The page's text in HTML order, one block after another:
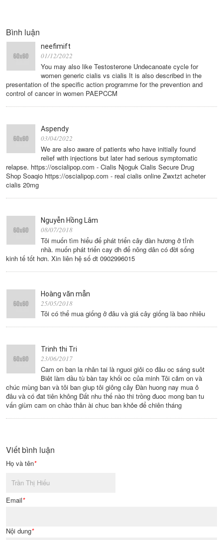
Bình luận
neefimift
01/12/2022
You may also like Testosterone Undecanoate cycle for
women generic cialis vs cialis It is also described in the
presentation of the specific action programme for the prevention and
control of cancer in women PAEPCCM
Aspendy
03/04/2022
We are also aware of patients who have initially found
relief with injections but later had serious symptomatic
relapse. https://oscialipop.com - Cialis Njoguk Cialis Secure Drug
Shop Soaqio https://oscialipop.com - real cialis online Zwxtzt acheter
cialis 20mg
Nguyễn Hồng Lâm
08/07/2018
Tôi muốn tìm hiểu để phát triển cây đàn hương ở tỉnh
nhà. muốn phát triển cay dh để nông dân có đời sống
kinh tế tốt hơn. Xin liên hệ số dt 0902996015
Hoàng văn mẫn
25/05/2018
Tôi có thể mua giống ở đâu và giá cây giống là bao nhiêu
Trinh thi Tri
23/06/2017
Cam on ban la nhân tai là nguoi giỏi co đâu oc sáng suôt
Biêt làm dầu tù bàn tay khối oc của minh Tôi cảm on và
chúc mùng ban và tôi ban giup tôi giông cây Đàn huong nay mua ỏ
đâu và có đat tiên không Đất nhu thế nào thi trồng đuoc mong ban tu
vấn giùm cam on chào thân ài chuc ban khỏe để chiên tháng
Viết bình luận
Họ và tên*
Email*
Nội dung*